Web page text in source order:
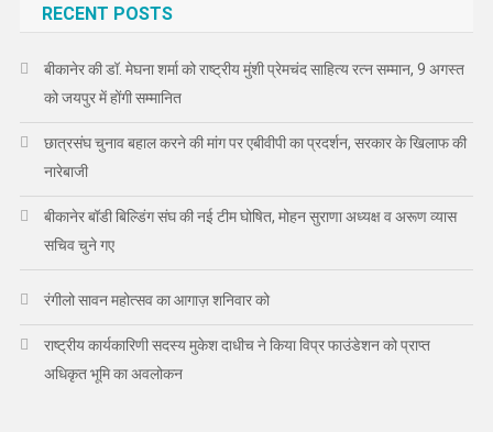
RECENT POSTS
बीकानेर की डॉ. मेघना शर्मा को राष्ट्रीय मुंशी प्रेमचंद साहित्य रत्न सम्मान, 9 अगस्त
को जयपुर में होंगी सम्मानित
छात्रसंघ चुनाव बहाल करने की मांग पर एबीवीपी का प्रदर्शन, सरकार के खिलाफ की
नारेबाजी
बीकानेर बॉडी बिल्डिंग संघ की नई टीम घोषित, मोहन सुराणा अध्यक्ष व अरूण व्यास
सचिव चुने गए
रंगीलो सावन महोत्सव का आगाज़ शनिवार को
राष्ट्रीय कार्यकारिणी सदस्य मुकेश दाधीच ने किया विप्र फाउंडेशन को प्राप्त
अधिकृत भूमि का अवलोकन